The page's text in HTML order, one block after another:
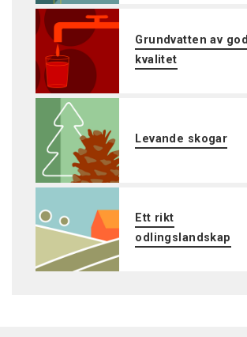
Grundvatten av god
kvalitet
Levande skogar
Ett rikt
odlingslandskap